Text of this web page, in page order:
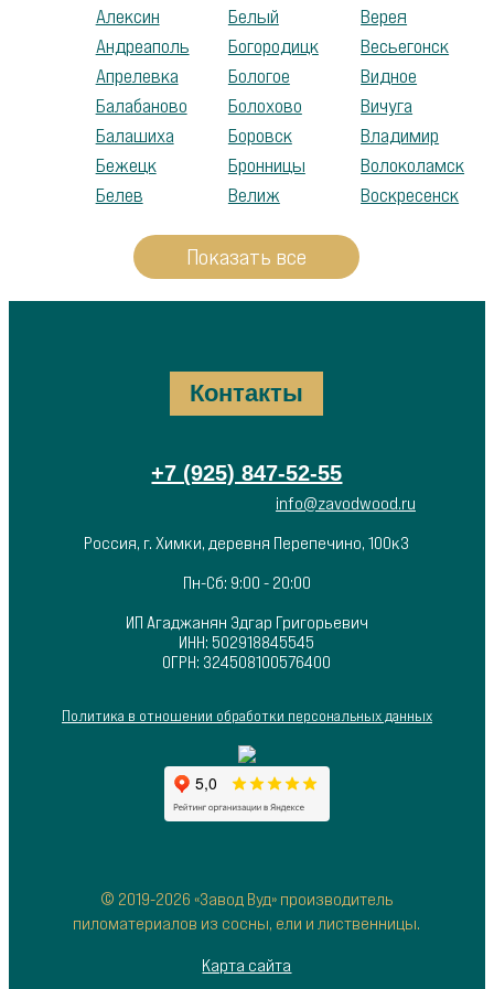
Алексин
Андреаполь
Апрелевка
Балабаново
Балашиха
Бежецк
Белев
Белый
Богородицк
Бологое
Болохово
Боровск
Бронницы
Велиж
Верея
Весьегонск
Видное
Вичуга
Владимир
Волоколамск
Воскресенск
Показать все
Контакты
+7 (925) 847-52-55
info@zavodwood.ru
Россия, г. Химки, деревня Перепечино, 100к3
Пн-Сб: 9:00 - 20:00
ИП Агаджанян Эдгар Григорьевич
ИНН: 502918845545
ОГРН: 324508100576400
Политика в отношении обработки персональных данных
© 2019-2026 «Завод Вуд» производитель
пиломатериалов из сосны, ели и лиственницы.
Карта сайта